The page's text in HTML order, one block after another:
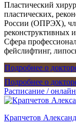
Пластический
пластических,
России (ОПРЭХ),
реконструктивных
Сфера
фейслифтинг,
Подробнее о
Подробнее о
Расписание /
Крапчетов